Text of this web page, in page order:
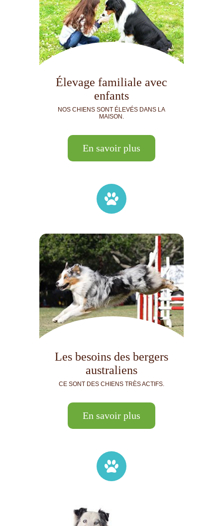
Élevage familiale avec
enfants
NOS CHIENS SONT ÉLEVÉS DANS LA
MAISON.
En savoir plus
Les besoins des bergers
australiens
CE SONT DES CHIENS TRÈS ACTIFS.
En savoir plus